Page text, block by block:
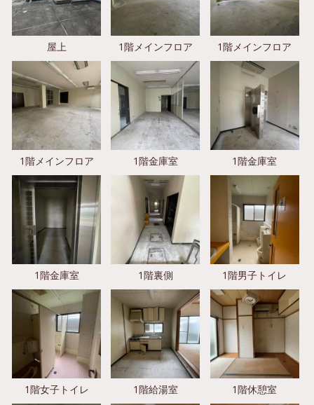
屋上 1階メインフロア 1階メインフロア
1階メインフロア 1階金庫室 1階金庫室
1階金庫室 1階裏側 1階男子トイレ
1階女子トイレ 1階給湯室 1階休憩室